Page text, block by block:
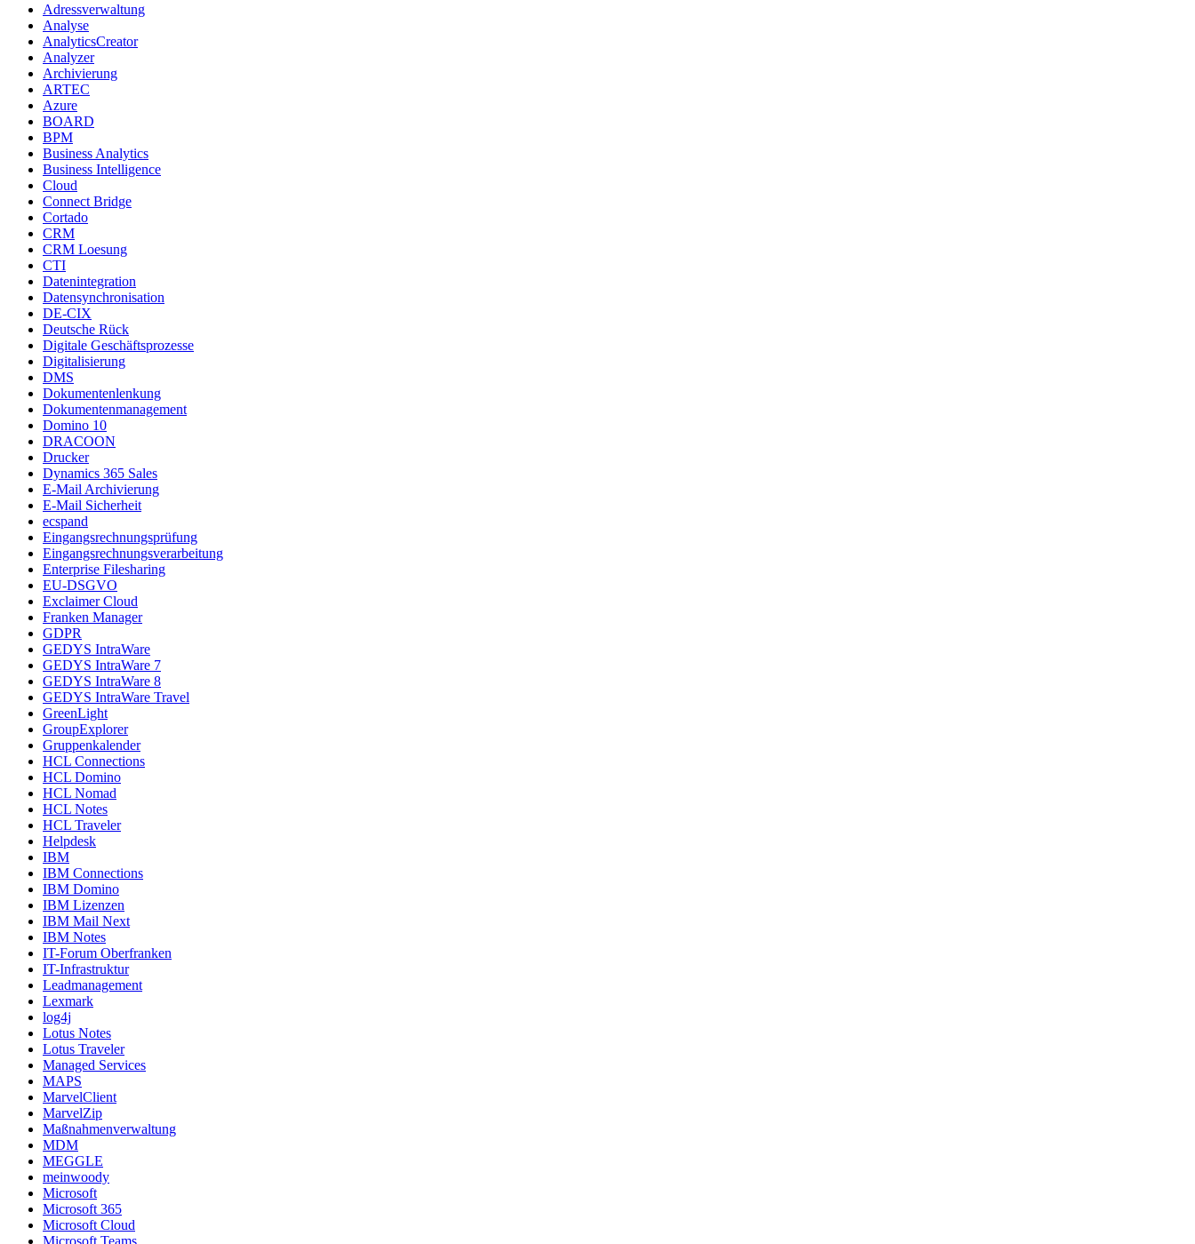
Adressverwaltung
Analyse
AnalyticsCreator
Analyzer
Archivierung
ARTEC
Azure
BOARD
BPM
Business Analytics
Business Intelligence
Cloud
Connect Bridge
Cortado
CRM
CRM Loesung
CTI
Datenintegration
Datensynchronisation
DE-CIX
Deutsche Rück
Digitale Geschäftsprozesse
Digitalisierung
DMS
Dokumentenlenkung
Dokumentenmanagement
Domino 10
DRACOON
Drucker
Dynamics 365 Sales
E-Mail Archivierung
E-Mail Sicherheit
ecspand
Eingangsrechnungsprüfung
Eingangsrechnungsverarbeitung
Enterprise Filesharing
EU-DSGVO
Exclaimer Cloud
Franken Manager
GDPR
GEDYS IntraWare
GEDYS IntraWare 7
GEDYS IntraWare 8
GEDYS IntraWare Travel
GreenLight
GroupExplorer
Gruppenkalender
HCL Connections
HCL Domino
HCL Nomad
HCL Notes
HCL Traveler
Helpdesk
IBM
IBM Connections
IBM Domino
IBM Lizenzen
IBM Mail Next
IBM Notes
IT-Forum Oberfranken
IT-Infrastruktur
Leadmanagement
Lexmark
log4j
Lotus Notes
Lotus Traveler
Managed Services
MAPS
MarvelClient
MarvelZip
Maßnahmenverwaltung
MDM
MEGGLE
meinwoody
Microsoft
Microsoft 365
Microsoft Cloud
Microsoft Teams